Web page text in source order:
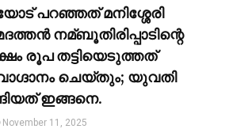
പറഞ്ഞത് മനിശ്ശേരി
നമ്ബൂതിരിപ്പാടിന്റെ
രൂപ തട്ടിയെടുത്തത്
ചെയ്തും; യുവതി
ഇങ്ങനെ.
November 11, 2025